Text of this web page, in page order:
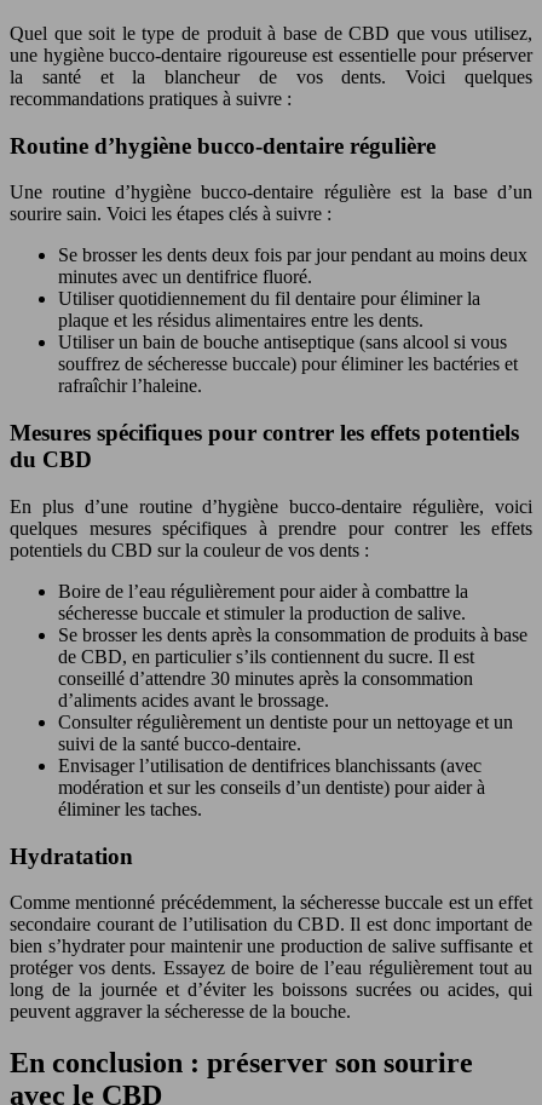
Quel que soit le type de produit à base de CBD que vous utilisez,
une hygiène bucco-dentaire rigoureuse est essentielle pour préserver
la santé et la blancheur de vos dents. Voici quelques
recommandations pratiques à suivre :
Routine d’hygiène bucco-dentaire régulière
Une routine d’hygiène bucco-dentaire régulière est la base d’un
sourire sain. Voici les étapes clés à suivre :
Se brosser les dents deux fois par jour pendant au moins deux
minutes avec un dentifrice fluoré.
Utiliser quotidiennement du fil dentaire pour éliminer la
plaque et les résidus alimentaires entre les dents.
Utiliser un bain de bouche antiseptique (sans alcool si vous
souffrez de sécheresse buccale) pour éliminer les bactéries et
rafraîchir l’haleine.
Mesures spécifiques pour contrer les effets potentiels
du CBD
En plus d’une routine d’hygiène bucco-dentaire régulière, voici
quelques mesures spécifiques à prendre pour contrer les effets
potentiels du CBD sur la couleur de vos dents :
Boire de l’eau régulièrement pour aider à combattre la
sécheresse buccale et stimuler la production de salive.
Se brosser les dents après la consommation de produits à base
de CBD, en particulier s’ils contiennent du sucre. Il est
conseillé d’attendre 30 minutes après la consommation
d’aliments acides avant le brossage.
Consulter régulièrement un dentiste pour un nettoyage et un
suivi de la santé bucco-dentaire.
Envisager l’utilisation de dentifrices blanchissants (avec
modération et sur les conseils d’un dentiste) pour aider à
éliminer les taches.
Hydratation
Comme mentionné précédemment, la sécheresse buccale est un effet
secondaire courant de l’utilisation du CBD. Il est donc important de
bien s’hydrater pour maintenir une production de salive suffisante et
protéger vos dents. Essayez de boire de l’eau régulièrement tout au
long de la journée et d’éviter les boissons sucrées ou acides, qui
peuvent aggraver la sécheresse de la bouche.
En conclusion : préserver son sourire
avec le CBD